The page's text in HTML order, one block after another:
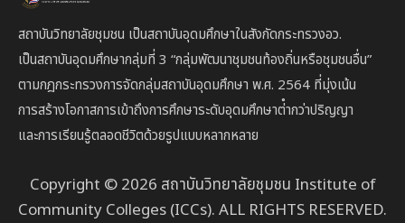
สถาบันวิทยาลัยชุมชน เป็นสถาบันอุดมศึกษาในสังกัดกระทรวงอว.
เป็นสถาบันอุดมศึกษากลุ่มที่ 3 “กลุ่มพัฒนาชุมชนท้องถิ่นหรือชุมชนอื่น”
ตามกฎกระทรวงการจัดกลุ่มสถาบันอุดมศึกษา พ.ศ. 2564 ที่มุ่งเน้น
การสร้างโอกาสการเข้าถึงการศึกษาระดับอุดมศึกษาต่ํากว่าปริญญา
และการเรียนรู้ตลอดชีวิตด้วยรูปแบบหลากหลาย
Copyright © 2026 สถาบันวิทยาลัยชุมชน Institute of
Community Colleges (ICCs). ALL RIGHTS RESERVED.